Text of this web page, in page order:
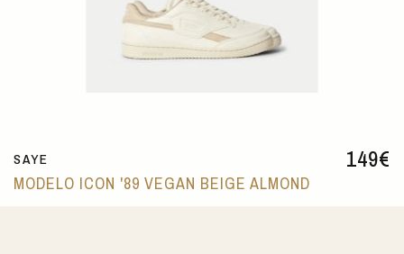
149€
SAYE
MODELO ICON '89 VEGAN BEIGE ALMOND